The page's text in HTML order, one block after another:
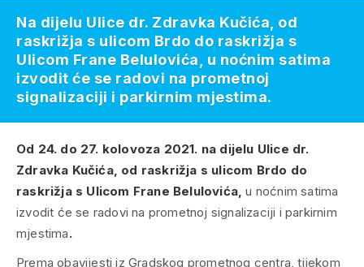
Od 24. do 27. kolovoza 2021. na dijelu Ulice dr.
Zdravka Kučića, od raskrižja s ulicom Brdo do
raskrižja s Ulicom Frane Belulovića,u noćnim satima
izvodit će se radovi na prometnoj signalizaciji i parkirnim
mjestima.
Prema obavijesti iz Gradskog prometnog centra, tijekom
Na dijelu Ulice dr. Zdravka Kučića, od
raskrižja s ulicom Brdo do raskrižja s
Ulicom Frane Belulovića, u noćnim satima
izvodit će se radovi na prometnoj
signalizaciji i parkirnim mjestima.